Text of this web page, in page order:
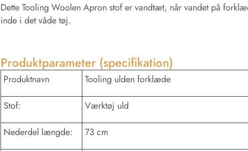
Dette Tooling Woolen Apron stof er vandtæt, når vandet på
inde i det våde tøj.
Produktparameter (specifikation)
Produktnavn Tooling ulden forklæde
Stof: Værktøj uld
Nederdel længde: 73 cm